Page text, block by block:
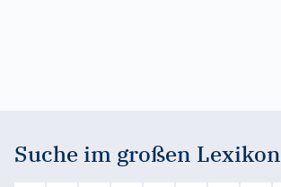
Suche im großen Lexikon